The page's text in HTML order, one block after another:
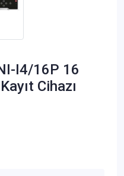
I4/16P 16
Cihazı